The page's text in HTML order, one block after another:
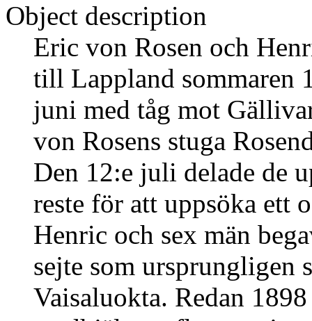
Object description
Eric von Rosen och
till Lappland sommaren
juni med tåg mot
von Rosens stuga
Den 12:e juli delade de
reste för att uppsöka ett
Henric och sex män
sejte som ursprungligen
Vaisaluokta. Redan